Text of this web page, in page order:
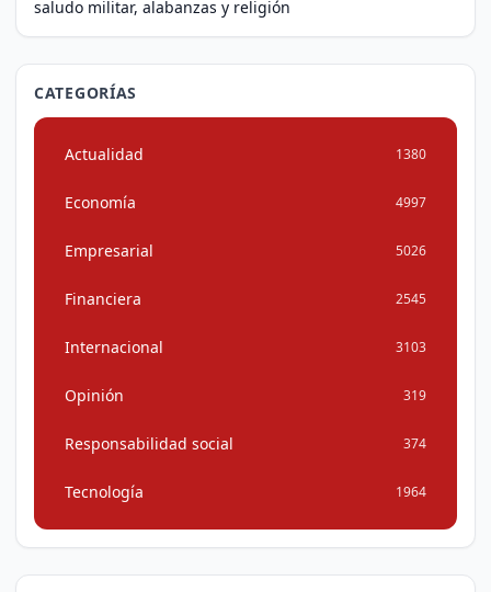
saludo militar, alabanzas y religión
CATEGORÍAS
Actualidad 1380
Economía 4997
Empresarial 5026
Financiera 2545
Internacional 3103
Opinión 319
Responsabilidad social 374
Tecnología 1964